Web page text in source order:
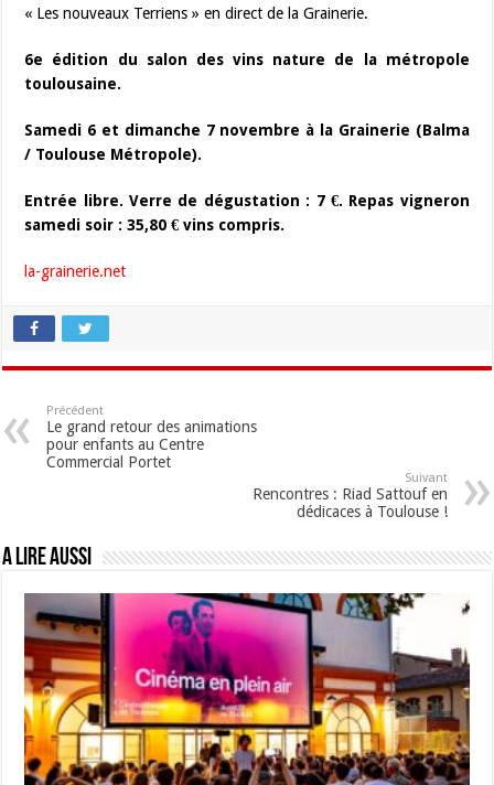
« Les nouveaux Terriens » en direct de la Grainerie.
6e édition du salon des vins nature de la métropole
toulousaine.
Samedi 6 et dimanche 7 novembre à la Grainerie (Balma
/ Toulouse Métropole).
Entrée libre. Verre de dégustation : 7 €. Repas vigneron
samedi soir : 35,80 € vins compris.
la-grainerie.net
Précédent
Le grand retour des animations
pour enfants au Centre
Commercial Portet
Suivant
Rencontres : Riad Sattouf en
dédicaces à Toulouse !
A lire aussi